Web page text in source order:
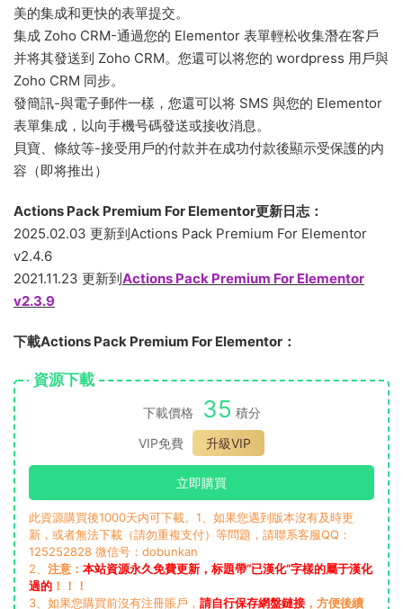
美的集成和更快的表單提交。
集成 Zoho CRM-通過您的 Elementor 表單輕松收集潛在客戶
并将其發送到 Zoho CRM。您還可以将您的 wordpress 用戶與
Zoho CRM 同步。
發簡訊-與電子郵件一樣，您還可以将 SMS 與您的 Elementor
表單集成，以向手機号碼發送或接收消息。
貝寶、條紋等-接受用戶的付款并在成功付款後顯示受保護的内
容（即将推出）
Actions Pack Premium For Elementor更新日志：
2025.02.03 更新到Actions Pack Premium For Elementor
v2.4.6
2021.11.23 更新到Actions Pack Premium For Elementor
v2.3.9
下載Actions Pack Premium For Elementor：
資源下載
下載價格 35 積分
VIP免費
升級VIP
立即購買
此資源購買後1000天内可下載。1、如果您遇到版本沒有及時更
新，或者無法下載（請勿重複支付）等問題，請聯系客服QQ：
125252828 微信号：dobunkan
2、 注意： 本站資源永久免費更新，标題帶“已漢化”字樣的屬于漢化
過的 ！！！
3、如果您購買前沒有注冊賬戶， 請自行保存網盤鏈接 ，方便後續